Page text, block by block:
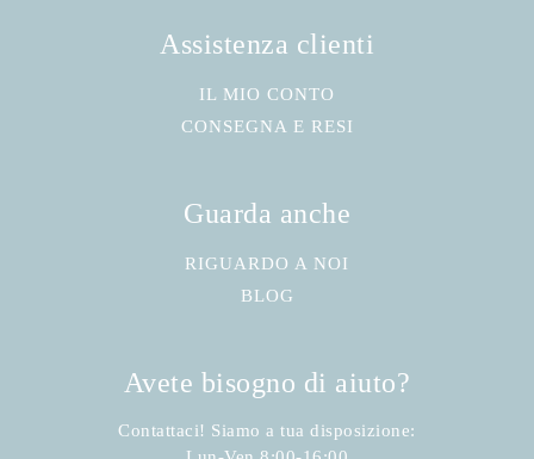
Assistenza clienti
IL MIO CONTO
CONSEGNA E RESI
Guarda anche
RIGUARDO A NOI
BLOG
Avete bisogno di aiuto?
Contattaci! Siamo a tua disposizione: